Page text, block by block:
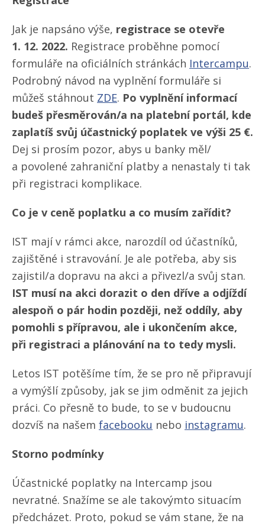
Jak je napsáno výše, registrace se otevře
1. 12. 2022. Registrace proběhne pomocí
formuláře na oficiálních stránkách Intercampu.
Podrobný návod na vyplnění formuláře si
můžeš stáhnout ZDE. Po vyplnění informací
budeš přesměrován/​a na platební portál, kde
zaplatíš svůj účastnický poplatek ve výši 25 €.
Dej si prosím pozor, abys u banky měl/​
a povolené zahraniční platby a nenastaly ti tak
při registraci komplikace.
Co je v ceně poplatku a co musím zařídit?
IST mají v rámci akce, narozdíl od účastníků,
zajištěné i stravování. Je ale potřeba, aby sis
zajistil/​a dopravu na akci a přivezl/​a svůj stan.
IST musí na akci dorazit o den dříve a odjíždí
alespoň o pár hodin později, než oddíly, aby
pomohli s přípravou, ale i ukončením akce,
při registraci a plánování na to tedy mysli.
Letos IST potěšíme tím, že se pro ně připravují
a vymýšlí způsoby, jak se jim odměnit za jejich
práci. Co přesně to bude, to se v budoucnu
dozvíš na našem facebooku nebo instagramu.
Storno podmínky
Účastnické poplatky na Intercamp jsou
nevratné. Snažíme se ale takovýmto situacím
předcházet. Proto, pokud se vám stane, že na